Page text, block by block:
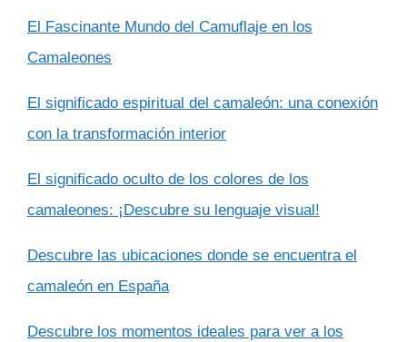
El Fascinante Mundo del Camuflaje en los
Camaleones
El significado espiritual del camaleón: una conexión
con la transformación interior
El significado oculto de los colores de los
camaleones: ¡Descubre su lenguaje visual!
Descubre las ubicaciones donde se encuentra el
camaleón en España
Descubre los momentos ideales para ver a los